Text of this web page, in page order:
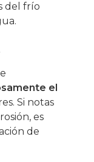
del frío
el
Si notas
es
de